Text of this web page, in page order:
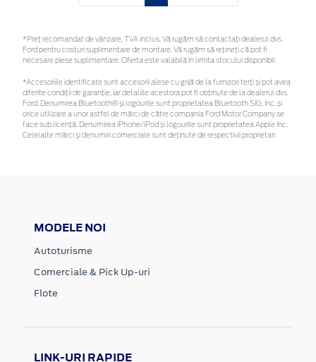
*Preţ recomandat de vânzare, TVA inclus. Vă rugăm să contactaţi dealerul dvs.
Ford pentru costuri suplimentare de montare. Vă rugăm să rețineți că pot fi
necesare piese suplimentare. Oferta este valabilă în limita stocului disponibil.
*Accesoriile identificate sunt accesorii alese cu grijă de la furnizori terți și pot avea
diferite condiții de garanție, iar detaliile acestora pot fi obținute de la dealerul dvs.
Ford. Denumirea Bluetooth® și logourile sunt proprietatea Bluetooth SIG, Inc. și
orice utilizare a unor astfel de mărci de către compania Ford Motor Company se
face sub licență. Denumirea iPhone/iPod și logourile sunt proprietatea Apple Inc.
Celelalte mărci și denumiri comerciale sunt deținute de respectivii proprietari
MODELE NOI
Autoturisme
Comerciale & Pick Up-uri
Flote
LINK-URI RAPIDE